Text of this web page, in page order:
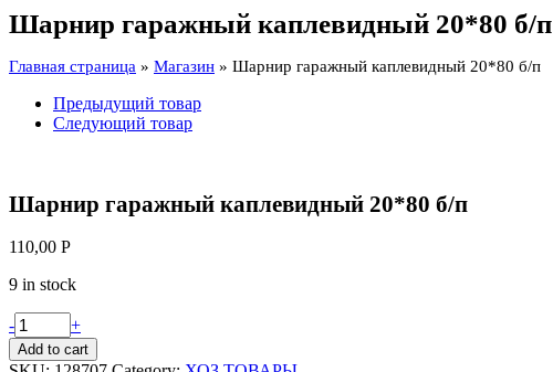
б/
quantity
Шарнир гаражный каплевидный 20*80 б/п
Главная страница » Магазин » Шарнир гаражный каплевидный 20*80 б/п
Предыдущий товар
Следующий товар
Шарнир гаражный каплевидный 20*80 б/п
110,00 Р
9 in stock
Шарнир
гаражный
каплевидный
- +
Add to cart